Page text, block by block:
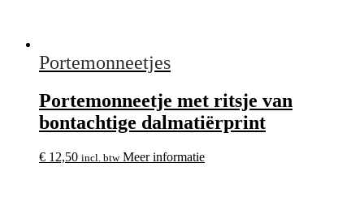
Portemonneetjes
Portemonneetje met ritsje van
bontachtige dalmatiërprint
€ 12,50 incl. btw Meer informatie